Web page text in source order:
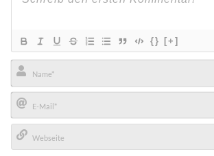
{} [+]
Name*
E-
Mail*